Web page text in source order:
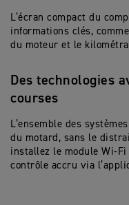
L’écran compact du
informations clés,
du moteur et le
Des technologies
courses
L’ensemble des
du motard, sans le
installez le module Wi-Fi
contrôle accru via